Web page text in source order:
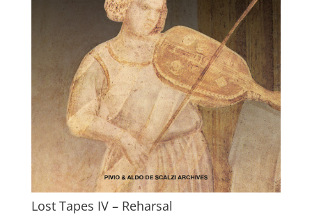
Lost Tapes IV – Reharsal